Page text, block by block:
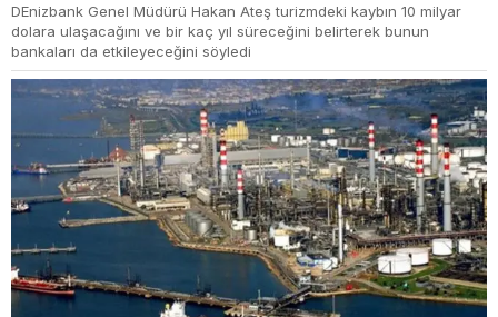
DEnizbank Genel Müdürü Hakan Ateş turizmdeki kaybın 10 milyar
dolara ulaşacağını ve bir kaç yıl süreceğini belirterek bunun
bankaları da etkileyeceğini söyledi